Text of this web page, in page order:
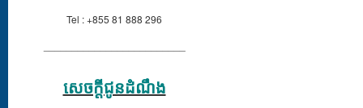
Tel : +855 81 888 296
សេចក្ដីជូនដំណឹង